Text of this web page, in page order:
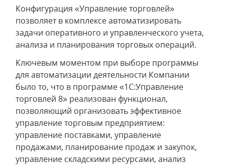
Конфигурация «Управление торговлей»
позволяет в комплексе автоматизировать
задачи оперативного и управленческого учета,
анализа и планирования торговых операций.
Ключевым моментом при выборе программы
для автоматизации деятельности Компании
было то, что в программе «1С:Управление
торговлей 8» реализован функционал,
позволяющий организовать эффективное
управление торговым предприятием:
управление поставками, управление
продажами, планирование продаж и закупок,
управление складскими ресурсами, анализ